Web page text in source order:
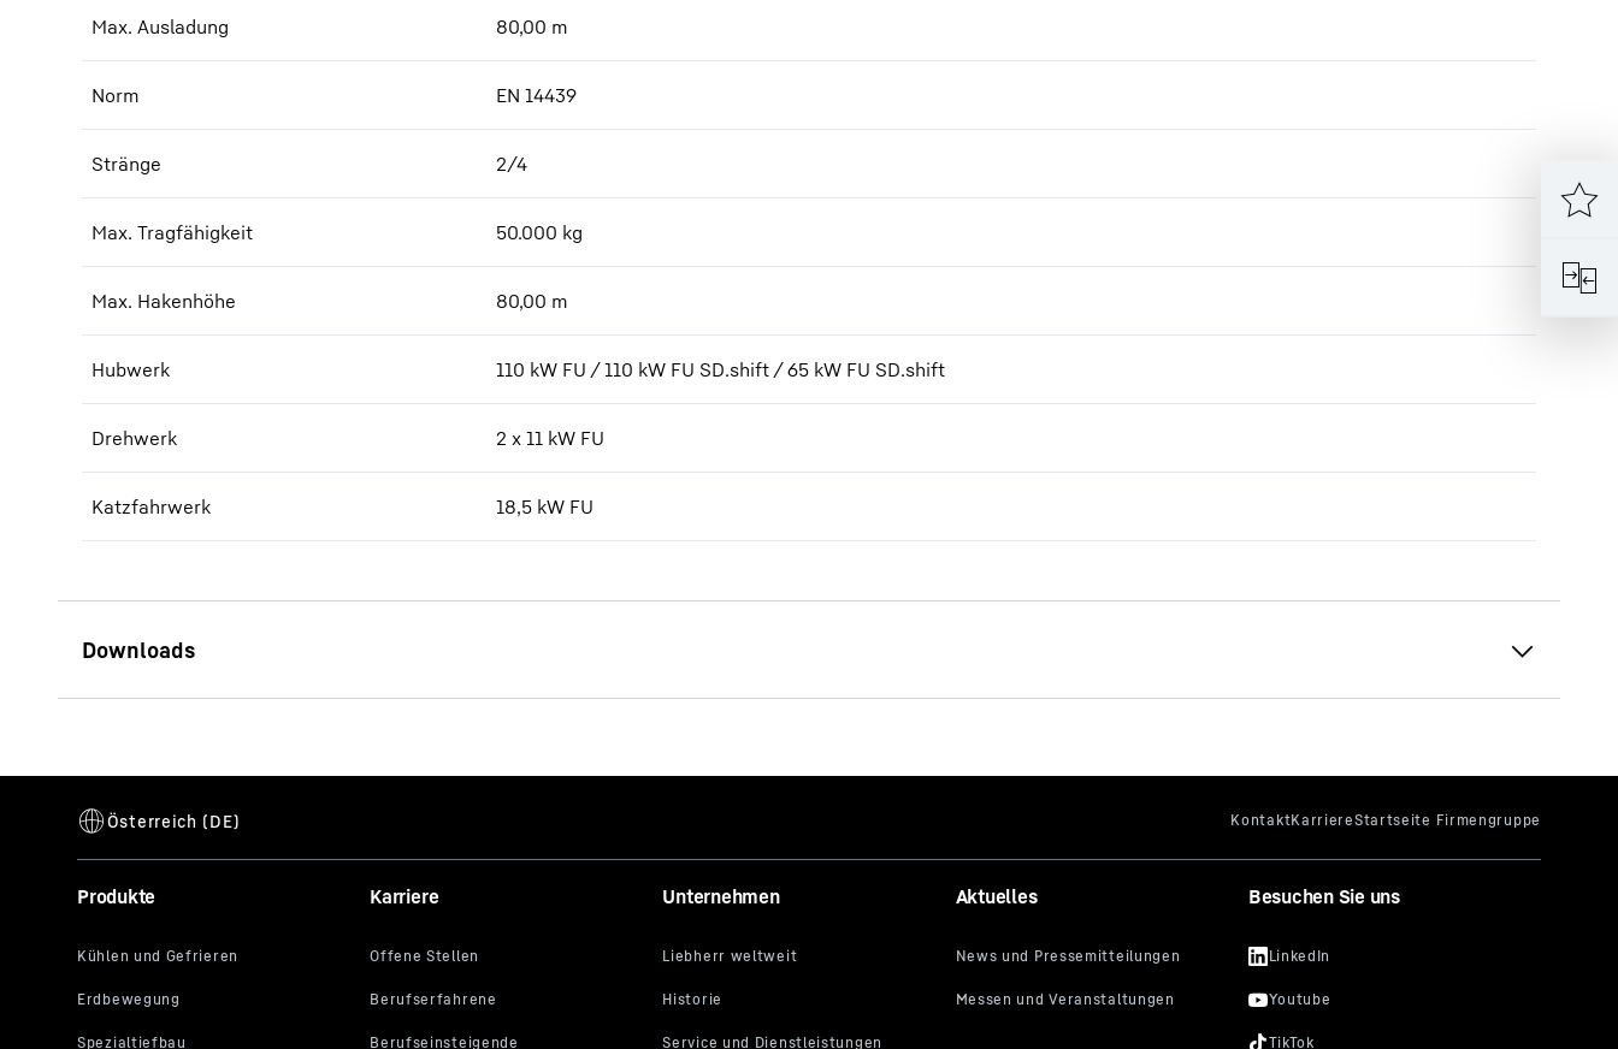
Max. Ausladung 80,00 m
Norm EN 14439
Stränge 2/4
Max. Tragfähigkeit 50.000 kg
Max. Hakenhöhe 80,00 m
Hubwerk 110 kW FU / 110 kW FU SD.shift / 65 kW FU SD.shift
Drehwerk 2 x 11 kW FU
Katzfahrwerk 18,5 kW FU
Litronic
Produkte Karriere Unternehmen Aktuelles Besuchen Sie uns